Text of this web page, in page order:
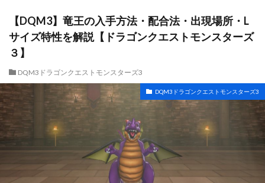
【DQM3】竜王の入手方法・配合法・出現場所・L
サイズ特性を解説【ドラゴンクエストモンスターズ
３】
DQM3ドラゴンクエストモンスターズ3
DQM3ドラゴンクエストモンスターズ3